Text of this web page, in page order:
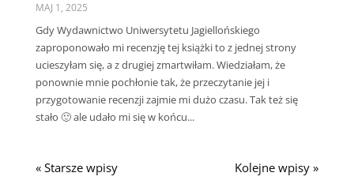
MAJ 1, 2025
Gdy Wydawnictwo Uniwersytetu Jagiellońskiego
zaproponowało mi recenzję tej książki to z jednej strony
ucieszyłam się, a z drugiej zmartwiłam. Wiedziałam, że
ponownie mnie pochłonie tak, że przeczytanie jej i
przygotowanie recenzji zajmie mi dużo czasu. Tak też się
stało 🙂 ale udało mi się w końcu...
« Starsze wpisy Kolejne wpisy »